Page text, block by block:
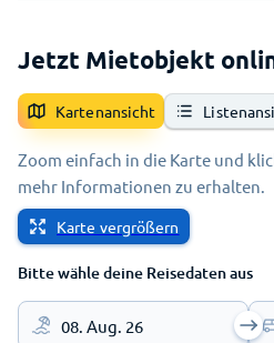
Jetzt Mietobjekt
Kartenansicht
Zoom einfach in die Karte und
mehr Informationen zu erhalten.
Karte vergrößern
Bitte wähle deine Reisedaten aus
08. Aug. 26